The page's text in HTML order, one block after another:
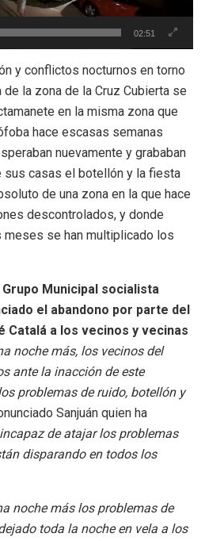
02:51
y conflictos nocturnos en torno
la zona de la Cruz Cubierta se
en la misma zona que
hace escasas semanas
nuevamente y grababan
casas el botellón y la fiesta
de una zona en la que hace
descontrolados, y donde
se han multiplicado los
Municipal socialista
el abandono por parte del
Catalá a los vecinos y vecinas
noche más, los vecinos del
ante la inacción de este
problemas de ruido, botellón y
Sanjuán quien ha
de atajar los problemas
disparando en todos los
noche más los problemas de
toda la noche en vela a los